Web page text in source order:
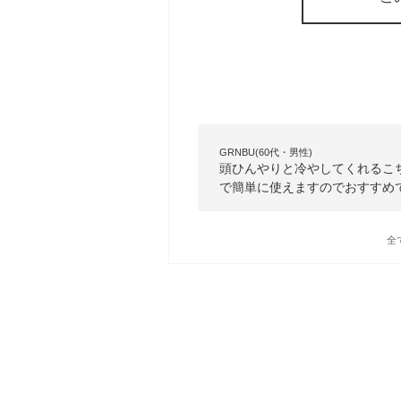
GRNBU(60代・男性)
頭ひんやりと冷やしてくれる
で簡単に使えますのでおすすめ
全